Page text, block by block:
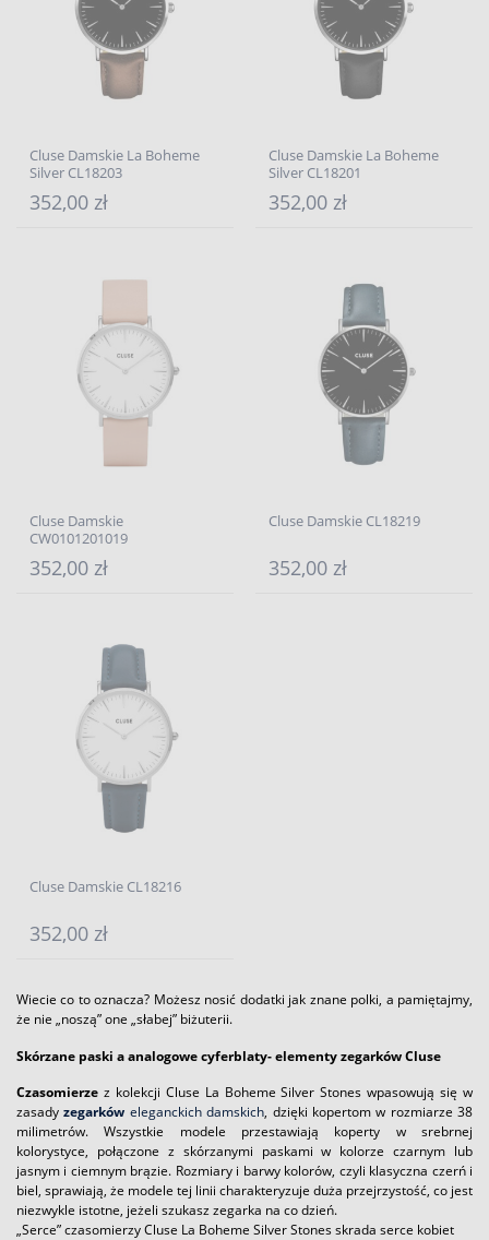
Cluse Damskie La Boheme
Silver CL18203
352,00 zł
Cluse Damskie La Boheme
Silver CL18201
352,00 zł
Cluse Damskie
CW0101201019
352,00 zł
Cluse Damskie CL18219
352,00 zł
Cluse Damskie CL18216
352,00 zł
Wiecie co to oznacza? Możesz nosić dodatki jak znane polki, a pamiętajmy,
że nie „noszą” one „słabej” biżuterii.
Skórzane paski a analogowe cyferblaty- elementy zegarków Cluse
Czasomierze z kolekcji Cluse La Boheme Silver Stones wpasowują się w
zasadyzegarków eleganckich damskich, dzięki kopertom w rozmiarze 38
milimetrów. Wszystkie modele przestawiają koperty w srebrnej
kolorystyce, połączone z skórzanymi paskami w kolorze czarnym lub
jasnym i ciemnym brązie. Rozmiary i barwy kolorów, czyli klasyczna czerń i
biel, sprawiają, że modele tej linii charakteryzuje duża przejrzystość, co jest
niezwykle istotne, jeżeli szukasz zegarka na co dzień.
„Serce” czasomierzy Cluse La Boheme Silver Stones skrada serce kobiet